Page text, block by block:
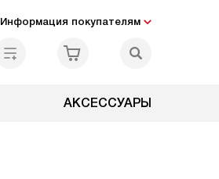
Информация покупателям
АКСЕССУАРЫ